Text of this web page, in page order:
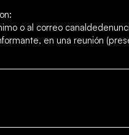
o al correo
en una reunión